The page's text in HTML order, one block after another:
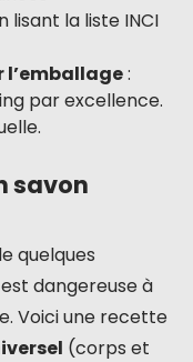
lisant la liste INCI
l’emballage:
par excellence.
savon
quelques
dangereuse à
Voici une recette
(corps et